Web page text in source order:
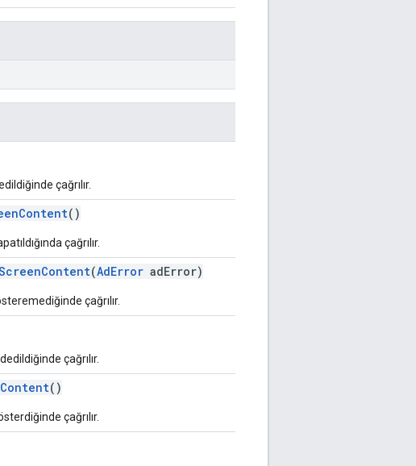
çağrılır.
()
çağrılır.
(AdError adError)
çağrılır.
çağrılır.
()
çağrılır.